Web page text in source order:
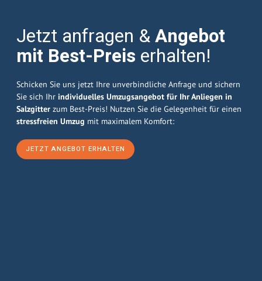
Jetzt anfragen &Angebot
mit Best-Preis erhalten!
Schicken Sie uns jetzt Ihre unverbindliche Anfrage und sichern
Sie sich Ihr individuelles Umzugsangebot für Ihr Anliegen in
Salzgitter zum Best-Preis! Nutzen Sie die Gelegenheit für einen
stressfreien Umzug mit maximalem Komfort:
JETZT ANGEBOT ERHALTEN